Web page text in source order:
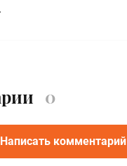
0
Написать комментарий